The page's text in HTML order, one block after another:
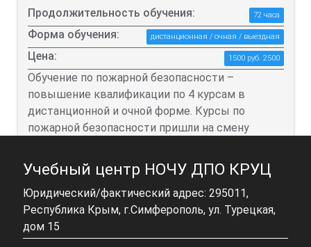
Продолжительность обучения: 72 часа
Форма обучения: дистанционная / очная / выездная
Цена: 1500 руб. 2500
Обучение по пожарной безопасности –
повышение квалификации по 4 курсам в
дистанционной и очной форме. Курсы по
пожарной безопасности пришли на смену
марта 2022 года.
ПОДРОБНЕЕ
Учебный центр НОЧУ ДПО КРУЦ
Юридический/фактический адрес: 295011,
Республика Крым, г.Симферополь, ул. Турецкая,
дом 15